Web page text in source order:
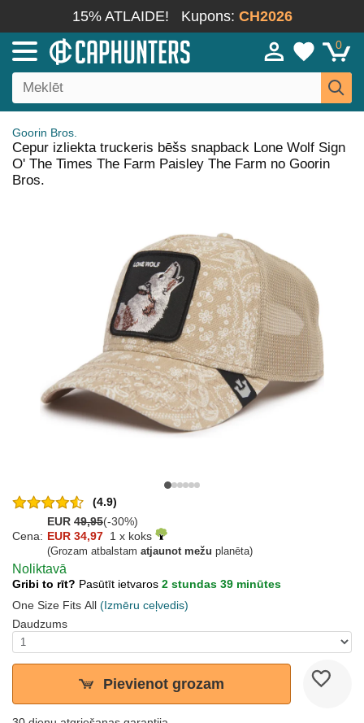
15% ATLAIDE! Kupons: CH2026
0
Goorin Bros.
Cepur izliekta truckeris bēšs snapback Lone Wolf Sign
O' The Times The Farm Paisley The Farm no Goorin
Bros.
(4.9)
EUR 49,95(-30%)
Cena: EUR 34,97 1 x koks
(Grozam atbalstam atjaunot mežu planēta)
Noliktavā
Gribi to rīt? Pasūtīt ietvaros 2 stundas 39 minūtes
One Size Fits All (Izmēru ceļvedis)
Daudzums
Pievienot grozam